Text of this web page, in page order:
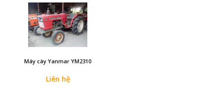
Máy cày Yanmar YM2310
Liên hệ